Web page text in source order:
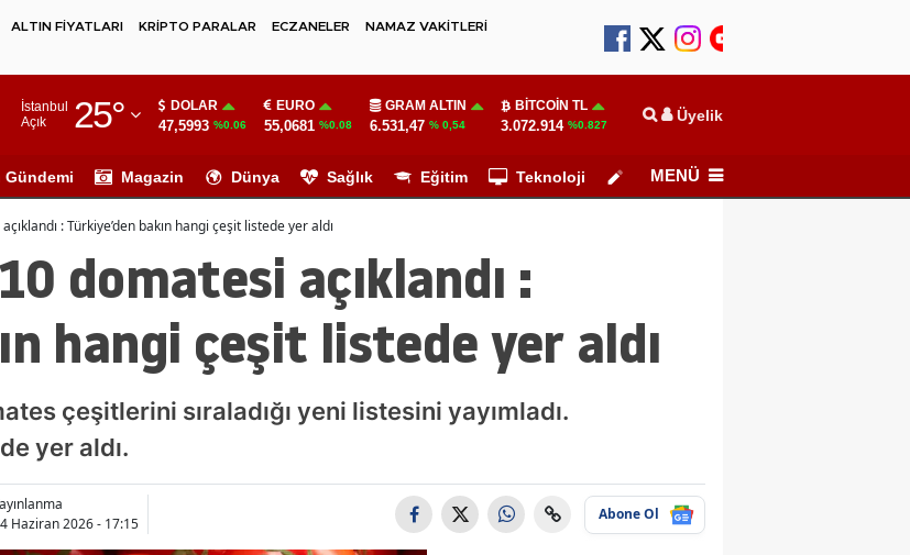
ALTIN FİYATLARI KRİPTO PARALAR ECZANELER
NAMAZ VAKİTLERİ
İstanbul
Açık
25°
Adıyaman
Ağrı
Ankara
Antalya
Aydın
Bilecik
DOLAR
47,5993 %0.06
EURO
55,0681 %0.08
GRAM ALTIN
6.531,47 % 0,54
BITCOIN TL
3.072.914 %0.827 Üyelik
Gündemi Magazin Dünya Sağlık Eğitim Teknoloji Köşe Yazarları
MENÜ
: Türkiye’den bakın hangi çeşit listede yer aldı
domatesi açıklandı :
hangi çeşit listede yer aldı
çeşitlerini sıraladığı yeni listesini yayımladı.
yer aldı.
Haziran 2026 - 17:15
Abone Ol